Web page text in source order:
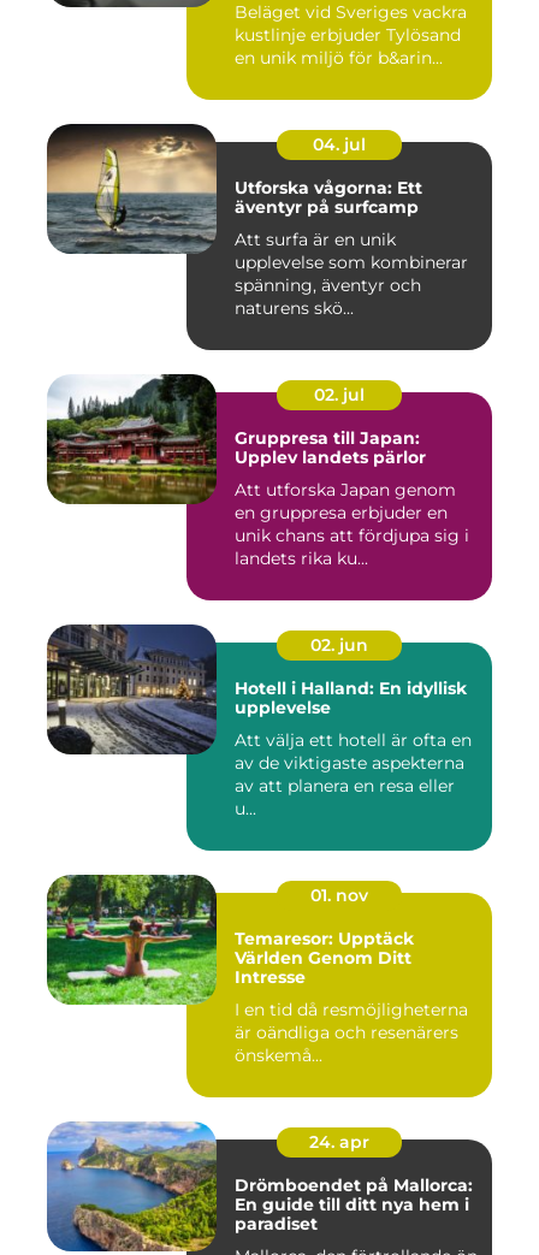
Beläget vid Sveriges vackra
kustlinje erbjuder Tylösand
en unik miljö för b&arin...
04. jul
Utforska vågorna: Ett
äventyr på surfcamp
Att surfa är en unik
upplevelse som kombinerar
spänning, äventyr och
naturens skö...
02. jul
Gruppresa till Japan:
Upplev landets pärlor
Att utforska Japan genom
en gruppresa erbjuder en
unik chans att fördjupa sig i
landets rika ku...
02. jun
Hotell i Halland: En idyllisk
upplevelse
Att välja ett hotell är ofta en
av de viktigaste aspekterna
av att planera en resa eller
u...
01. nov
Temaresor: Upptäck
Världen Genom Ditt
Intresse
I en tid då resmöjligheterna
är oändliga och resenärers
önskemå...
24. apr
Drömboendet på Mallorca:
En guide till ditt nya hem i
paradiset